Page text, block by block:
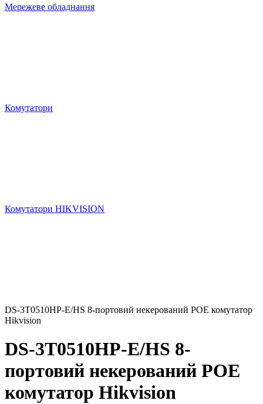
Мережеве обладнання
Комутатори
Комутатори HIKVISION
DS-3T0510HP-E/HS 8-портовий некерований POE комутатор
Hikvision
DS-3T0510HP-E/HS 8-
портовий некерований POE
комутатор Hikvision